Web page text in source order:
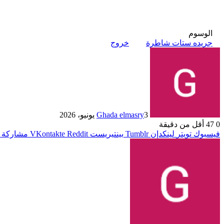
الوسوم
جريده ستات شاطرة
خروج
Ghada elmasry3 يونيو، 2026
0
أقل من دقيقة
فيسبوك تويتر لينكدإن بينتيريست مشاركة